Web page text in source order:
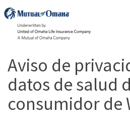
Aviso de
datos de salud
consumidor de